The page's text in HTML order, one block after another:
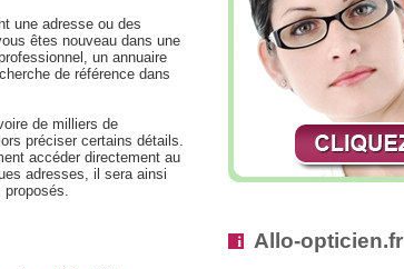
une adresse ou des
êtes nouveau dans une
un annuaire
de référence dans
de milliers de
préciser certains détails.
accéder directement au
adresses, il sera ainsi
proposés.
Allo-opticien.fr